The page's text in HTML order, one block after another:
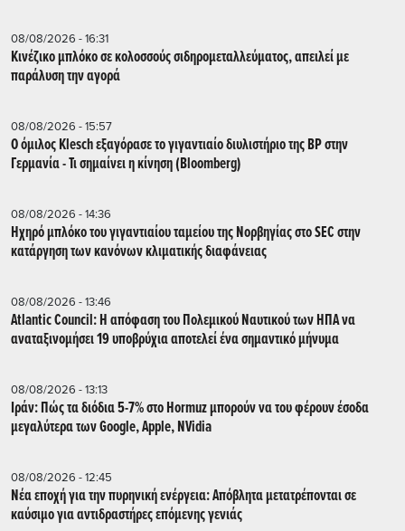
08/08/2026 - 16:31
Κινέζικο μπλόκο σε κολοσσούς σιδηρομεταλλεύματος, απειλεί με
παράλυση την αγορά
08/08/2026 - 15:57
Ο όμιλος Klesch εξαγόρασε το γιγαντιαίο διυλιστήριο της BP στην
Γερμανία - Τι σημαίνει η κίνηση (Βloomberg)
08/08/2026 - 14:36
Ηχηρό μπλόκο του γιγαντιαίου ταμείου της Νορβηγίας στο SEC στην
κατάργηση των κανόνων κλιματικής διαφάνειας
08/08/2026 - 13:46
Atlantic Council: Η απόφαση του Πολεμικού Ναυτικού των ΗΠΑ να
αναταξινομήσει 19 υποβρύχια αποτελεί ένα σημαντικό μήνυμα
08/08/2026 - 13:13
Ιράν: Πώς τα διόδια 5-7% στο Hormuz μπορούν να του φέρουν έσοδα
μεγαλύτερα των Google, Apple, NVidia
08/08/2026 - 12:45
Νέα εποχή για την πυρηνική ενέργεια: Απόβλητα μετατρέπονται σε
καύσιμο για αντιδραστήρες επόμενης γενιάς